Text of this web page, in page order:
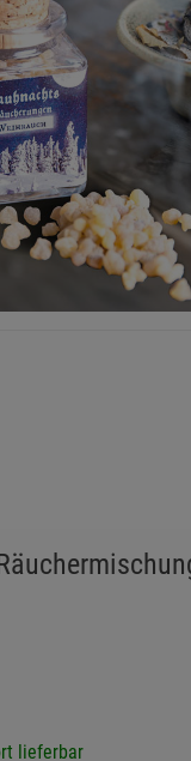
lieferbar